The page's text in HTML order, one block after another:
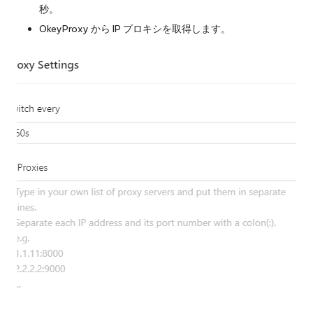
秒。
OkeyProxy から IP プロキシを取得します。